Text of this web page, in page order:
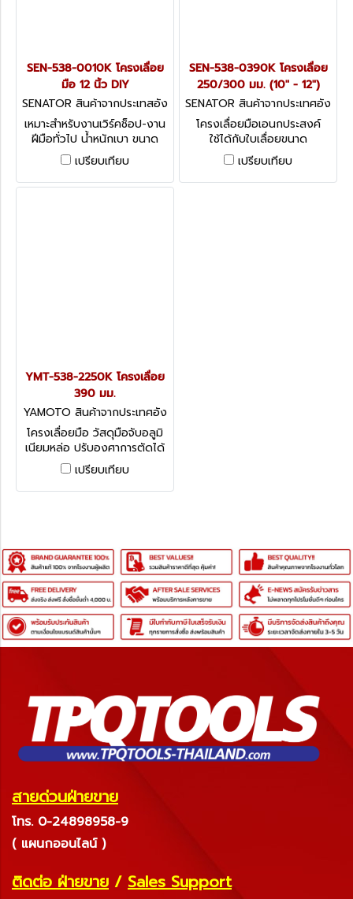
SEN-538-0010K โครงเลื่อย
มือ 12 นิ้ว DIY
SENATOR สินค้าจากประเทสอัง
กฤษ SEN-538-0010K
เหมาะสำหรับงานเวิร์คช็อป-งาน
ฝีมือทั่วไป น้ำหนักเบา ขนาด
440 มม. DIY HACKSAW
เปรียบเทียบ
SEN-538-0390K โครงเลื่อย
250/300 มม. (10" - 12")
SENATOR สินค้าจากประเทศอัง
กฤษ SEN-538-0390K
โครงเลื่อยมือเอนกประสงค์
ใช้ได้กับใบเลื่อยขนาด
250/300 มม. (10" - 12")
ADJUSTABLE HACKSAW
เปรียบเทียบ
YMT-538-2250K โครงเลื่อย
390 มม.
YAMOTO สินค้าจากประเทศอัง
กฤษ YMT-538-2250K
โครงเลื่อยมือ วัสดุมือจับอลูมิ
เนียมหล่อ ปรับองศาการตัดได้
ขนาด 390 มม.
LIGHTWEIGHT HACKSAW
FRAME
เปรียบเทียบ
สายด่วนฝ่ายขาย
โทร. 0-24898958-9
( แผนกออนไลน์ )
ติดต่อ ฝ่ายขาย / Sales Support